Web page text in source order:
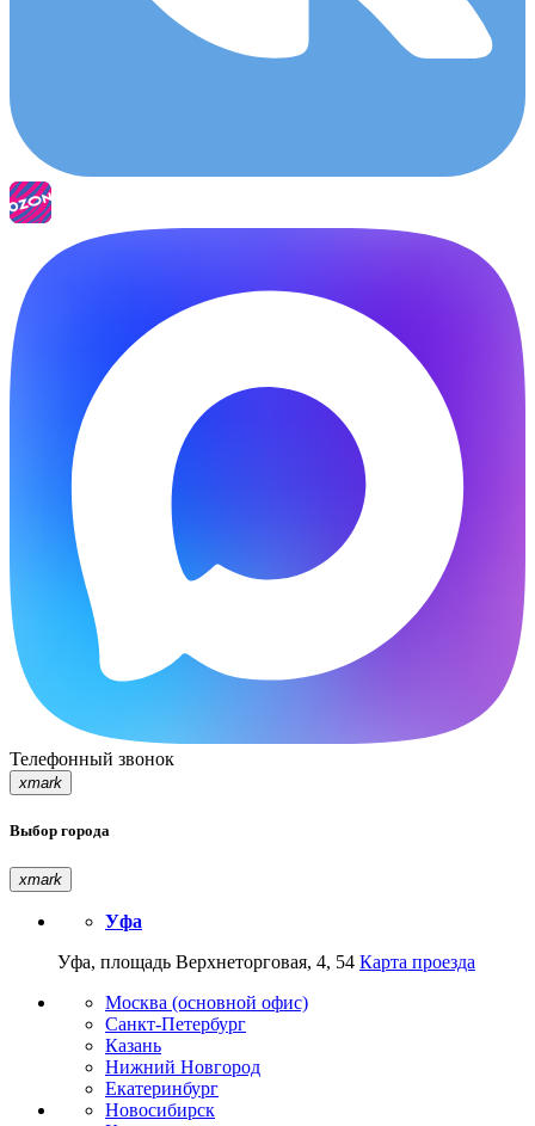
Телефонный звонок
xmark
Выбор города
xmark
Уфа
Уфа, площадь Верхнеторговая, 4, 54 Карта проезда
Москва (основной офис)
Санкт-Петербург
Казань
Нижний Новгород
Екатеринбург
Новосибирск